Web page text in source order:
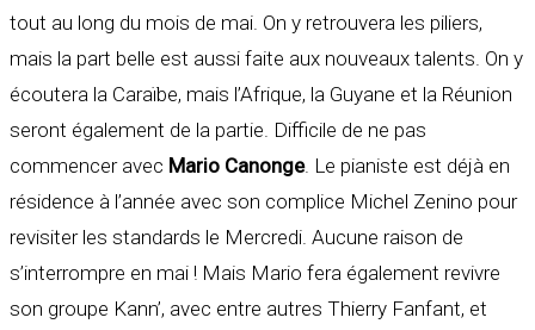
tout au long du mois de mai. On y retrouvera les piliers,
mais la part belle est aussi faite aux nouveaux talents. On y
écoutera la Caraïbe, mais l’Afrique, la Guyane et la Réunion
seront également de la partie. Difficile de ne pas
commencer avec Mario Canonge. Le pianiste est déjà en
résidence à l’année avec son complice Michel Zenino pour
revisiter les standards le Mercredi. Aucune raison de
s’interrompre en mai ! Mais Mario fera également revivre
son groupe Kann’, avec entre autres Thierry Fanfant, et